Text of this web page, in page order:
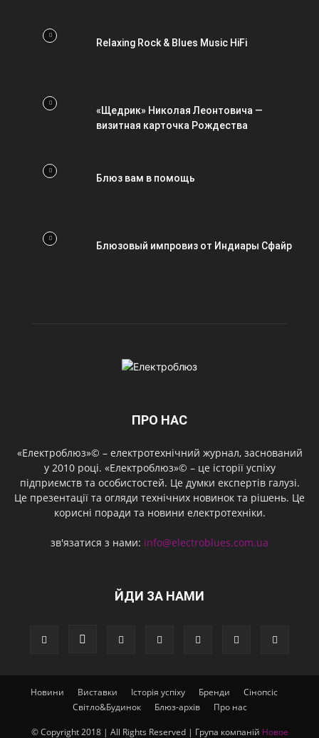
Relaxing Rock & Blues Music HiFi
«Щедрик» Николая Леонтовича —
визитная карточка Рождества
Блюз вам в помощь
Блюзовый импровиз от Индиары Сфайр
ПРО НАС
«Електроблюз»© – електротехнічний журнал, заснований
у 2010 році. «Електроблюз»© – це історії успіху
підприємств та особистостей. Це думки експертів галузі.
Це презентації та огляди технічних новинок та рішень. Це
корисні поради та новини електротехніки.
зв'язатися з нами: info@electroblues.com.ua
ЙДИ ЗА НАМИ
Новини Виставки Історія успіху Бренди
Сінопсіс
Світло&Будинок
Блюз-архів Про нас
© Copyright 2018 | All Rights Reserved | Група компаній Новое